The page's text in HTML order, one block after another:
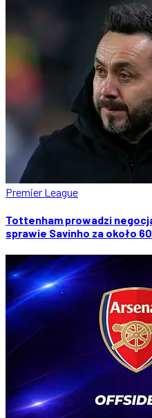
Premier League
Tottenham prowadzi
sprawie Savinho za około